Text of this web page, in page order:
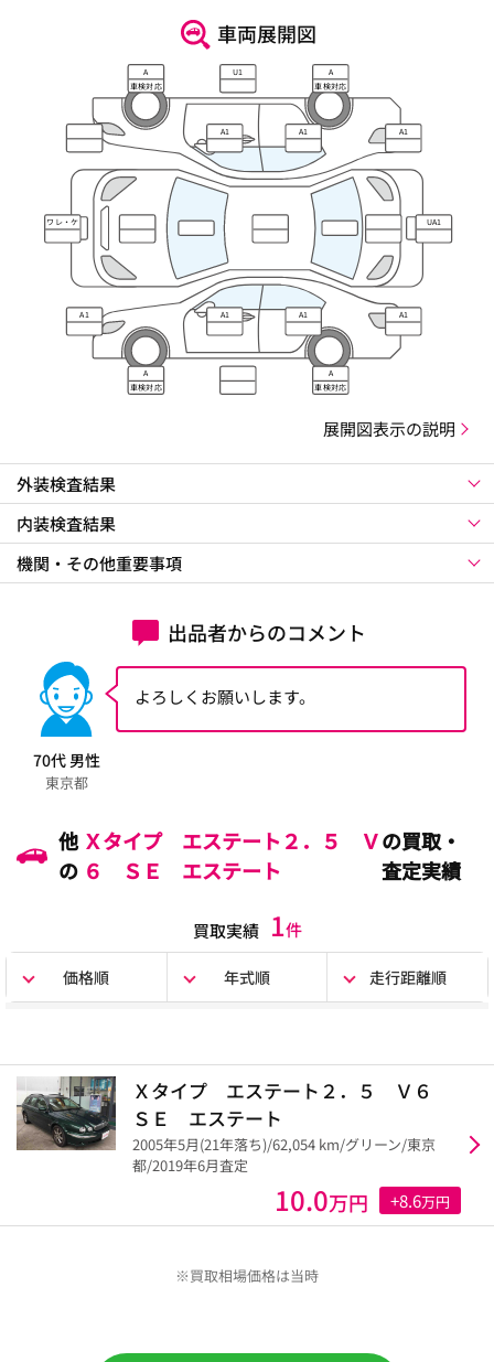
車両展開図
A
車検対応
U1 A
車検対応
A1 A1 A1
ワレ・ケ
ズレ
UA1
A1 A1 A1 A1
A
車検対応
A
車検対応
展開図表示の説明
外装検査結果
内装検査結果
機関・その他重要事項
出品者からのコメント
70代 男性
東京都
よろしくお願いします。
他
の
Ｘタイプ エステート２．５ Ｖ
６ ＳＥ エステート
の買取・
査定実績
買取実績 1件
価格順 年式順 走行距離順
Ｘタイプ エステート２．５ Ｖ６
ＳＥ エステート
2005年5月(21年落ち)/62,054 km/グリーン/東京
都/2019年6月査定
10.0万円 +8.6万円
※買取相場価格は当時